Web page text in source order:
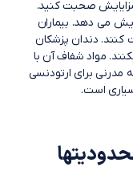
صحبت کنید.
می دهد. بیماران
کنند. دندان پزشکان
مواد شفاف آن با
مدرنی برای ارتودنسی
است.